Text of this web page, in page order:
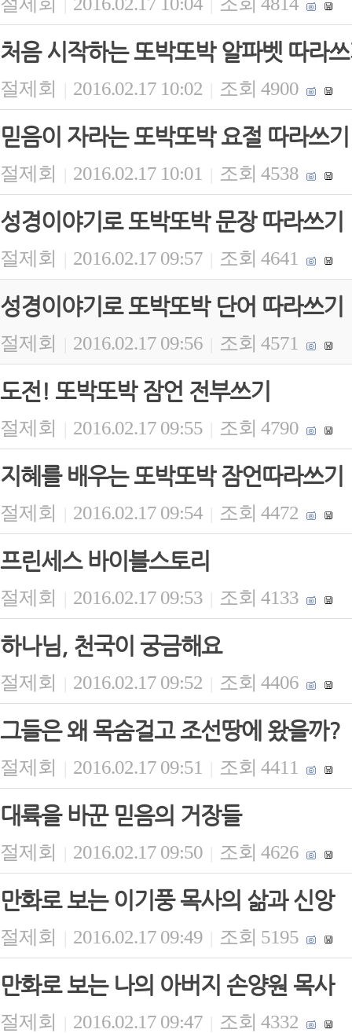
처음 시작하는 또박또박 알파벳 따라
절제회 | 2016.02.17 10:02 | 조회 4900
믿음이 자라는 또박또박 요절 따라쓰기
절제회 | 2016.02.17 10:01 | 조회 4538
성경이야기로 또박또박 문장 따라쓰기
절제회 | 2016.02.17 09:57 | 조회 4641
성경이야기로 또박또박 단어 따라쓰기
절제회 2016.02.17 09:56 조회 4571
도전! 또박또박 잠언 전부쓰기
절제회 | 2016.02.17 09:55 | 조회 4790
지혜를 배우는 또박또박 잠언따라쓰기
절제회 | 2016.02.17 09:54 | 조회 4472
프린세스 바이블스토리
절제회 | 2016.02.17 09:53 | 조회 4133
하나님, 천국이 궁금해요
절제회 | 2016.02.17 09:52 | 조회 4406
그들은 왜 목숨걸고 조선땅에 왔을까?
절제회 | 2016.02.17 09:51 | 조회 4411
대륙을 바꾼 믿음의 거장들
절제회 | 2016.02.17 09:50 | 조회 4626
만화로 보는 이기풍 목사의 삶과 신앙
절제회 | 2016.02.17 09:49 | 조회 5195
만화로 보는 나의 아버지 손양원 목사
절제회 | 2016.02.17 09:47 | 조회 4332